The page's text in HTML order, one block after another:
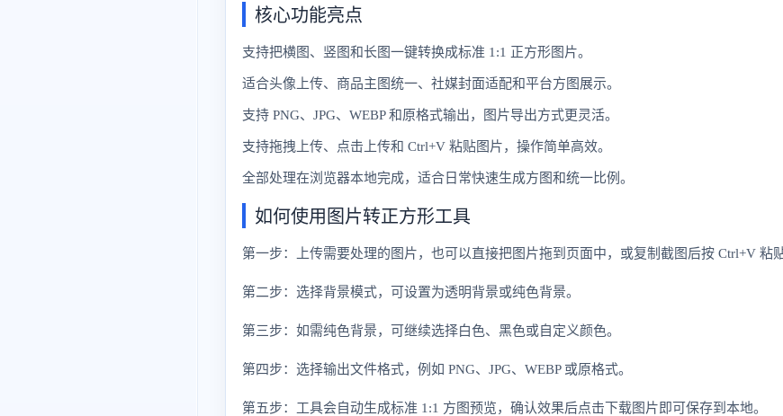
核心功能亮点
支持把横图、竖图和长图一键转换成标准 1:1 正方形图片。
适合头像上传、商品主图统一、社媒封面适配和平台方图展示。
支持 PNG、JPG、WEBP 和原格式输出，图片导出方式更灵活。
支持拖拽上传、点击上传和 Ctrl+V 粘贴图片，操作简单高效。
全部处理在浏览器本地完成，适合日常快速生成方图和统一比例。
如何使用图片转正方形工具
第一步：上传需要处理的图片，也可以直接把图片拖到页面中，或复制截图后按 Ctrl+V 粘贴
第二步：选择背景模式，可设置为透明背景或纯色背景。
第三步：如需纯色背景，可继续选择白色、黑色或自定义颜色。
第四步：选择输出文件格式，例如 PNG、JPG、WEBP 或原格式。
第五步：工具会自动生成标准 1:1 方图预览，确认效果后点击下载图片即可保存到本地。